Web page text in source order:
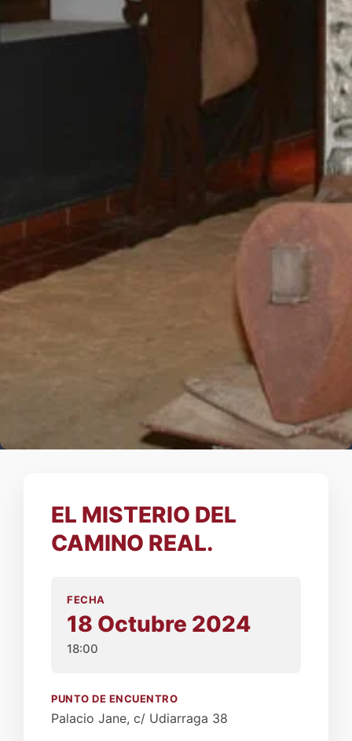
EL MISTERIO DEL
CAMINO REAL.
FECHA
18 Octubre 2024
18:00
PUNTO DE ENCUENTRO
Palacio Jane, c/ Udiarraga 38